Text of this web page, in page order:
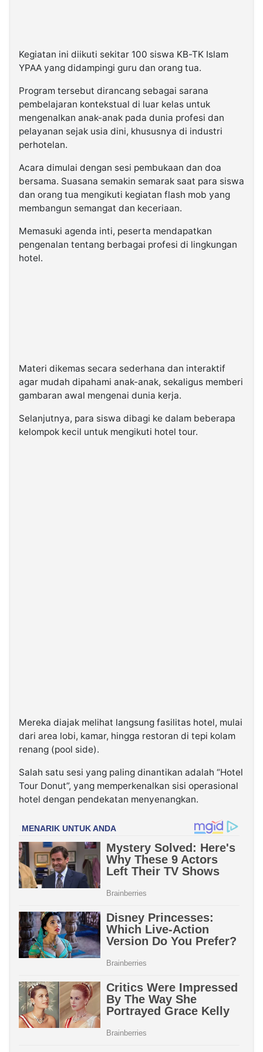
Kegiatan ini diikuti sekitar 100 siswa KB-TK Islam
YPAA yang didampingi guru dan orang tua.
Program tersebut dirancang sebagai sarana
pembelajaran kontekstual di luar kelas untuk
mengenalkan anak-anak pada dunia profesi dan
pelayanan sejak usia dini, khususnya di industri
perhotelan.
Acara dimulai dengan sesi pembukaan dan doa
bersama. Suasana semakin semarak saat para siswa
dan orang tua mengikuti kegiatan flash mob yang
membangun semangat dan keceriaan.
Memasuki agenda inti, peserta mendapatkan
pengenalan tentang berbagai profesi di lingkungan
hotel.
Materi dikemas secara sederhana dan interaktif
agar mudah dipahami anak-anak, sekaligus memberi
gambaran awal mengenai dunia kerja.
Selanjutnya, para siswa dibagi ke dalam beberapa
kelompok kecil untuk mengikuti hotel tour.
Mereka diajak melihat langsung fasilitas hotel, mulai
dari area lobi, kamar, hingga restoran di tepi kolam
renang (pool side).
Salah satu sesi yang paling dinantikan adalah “Hotel
Tour Donut”, yang memperkenalkan sisi operasional
hotel dengan pendekatan menyenangkan.